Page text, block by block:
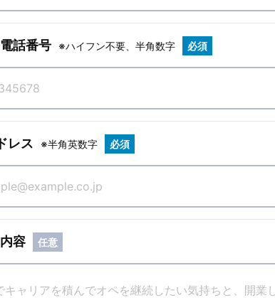
話番号 ※ハイフン不要、半角数字 必須
レス ※半角英数字 必須
容 任意